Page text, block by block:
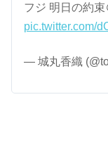
フジ 明日の約束
pic.twitter.com/
— 城丸香織